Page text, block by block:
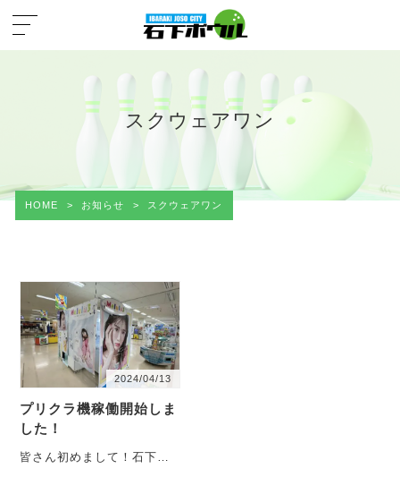
スクウェアワン
HOME > お知らせ > スクウェアワン
2024/04/13
プリクラ機稼働開始しま
した！
皆さん初めまして！石下ボ